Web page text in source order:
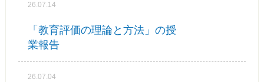
26.07.14
「教育評価の理論と方法」の授
業報告
26.07.04